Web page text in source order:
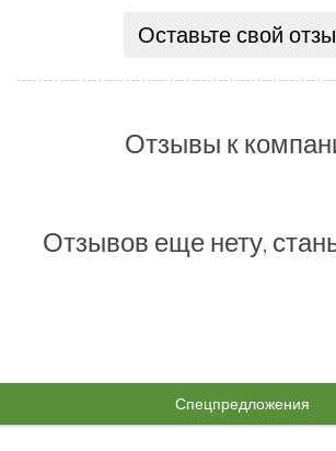
Оставьте свой
Отзывы к
Отзывов еще нету,
Спецпредложения